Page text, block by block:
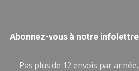
Abonnez-vous à notre infolettre
Pas plus de 12 envois par année.